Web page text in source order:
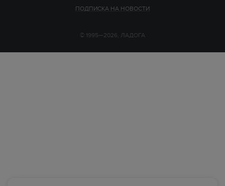
ПОДПИСКА НА НОВОСТИ
© 1995—2026, ЛАДОГА